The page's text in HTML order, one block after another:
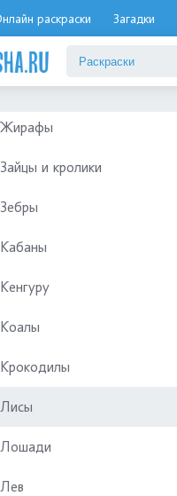
раскраски Загадки
Еноты
Жирафы
Зайцы и кролики
Зебры
Кабаны
Кенгуру
Коалы
Крокодилы
Лисы
Лошади
Лев